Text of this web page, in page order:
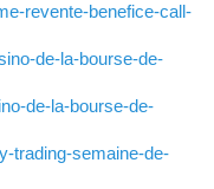
revente-benefice-call-
de-la-bourse-de-
de-la-bourse-de-
trading-semaine-de-